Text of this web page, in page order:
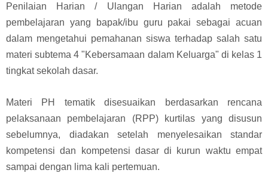
Penilaian Harian / Ulangan Harian adalah metode
pembelajaran yang bapak/ibu guru pakai sebagai acuan
dalam mengetahui pemahanan siswa terhadap salah satu
materi subtema 4 "Kebersamaan dalam Keluarga" di kelas 1
tingkat sekolah dasar.
Materi PH tematik disesuaikan berdasarkan rencana
pelaksanaan pembelajaran (RPP) kurtilas yang disusun
sebelumnya, diadakan setelah menyelesaikan standar
kompetensi dan kompetensi dasar di kurun waktu empat
sampai dengan lima kali pertemuan.